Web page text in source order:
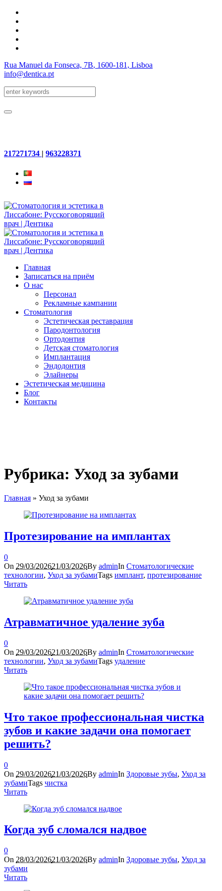
Rua Manuel da Fonseca, 7B, 1600-181, Lisboa
info@dentica.pt
217271734 | 963228371
Главная
Записаться на приём
О нас
Персонал
Рекламные кампании
Стоматология
Эстетическая реставрация
Пародонтология
Ортодонтия
Детская стоматология
Имплантация
Эндодонтия
Элайнеры
Эстетическая медицина
Блог
Контакты
Рубрика: Уход за зубами
Главная » Уход за зубами
Протезирование на имплантах
0
On 29/03/202621/03/2026By adminIn Стоматологические
технологии, Уход за зубамиTags имплант, протезирование
Читать
Атравматичное удаление зуба
0
On 29/03/202621/03/2026By adminIn Стоматологические
технологии, Уход за зубамиTags удаление
Читать
Что такое профессиональная чистка
зубов и какие задачи она помогает
решить?
0
On 29/03/202621/03/2026By adminIn Здоровые зубы, Уход за
зубамиTags чистка
Читать
Когда зуб сломался надвое
0
On 28/03/202621/03/2026By adminIn Здоровые зубы, Уход за
зубами
Читать